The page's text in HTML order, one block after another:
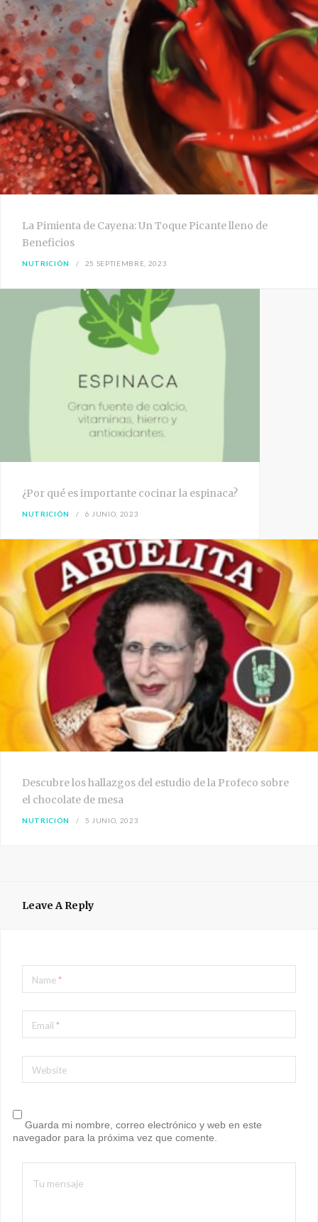
La Pimienta de Cayena: Un Toque Picante lleno de
Beneficios
NUTRICIÓN 25 SEPTIEMBRE, 2023
¿Por qué es importante cocinar la espinaca?
NUTRICIÓN 6 JUNIO, 2023
Descubre los hallazgos del estudio de la Profeco sobre
el chocolate de mesa
NUTRICIÓN 5 JUNIO, 2023
Leave A Reply
Name*
Email *
Website
Guarda mi nombre, correo electrónico y web en este
navegador para la próxima vez que comente.